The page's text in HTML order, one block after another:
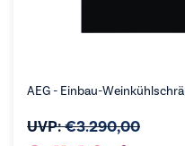
AEG - Einbau-
UVP:€3.290,00